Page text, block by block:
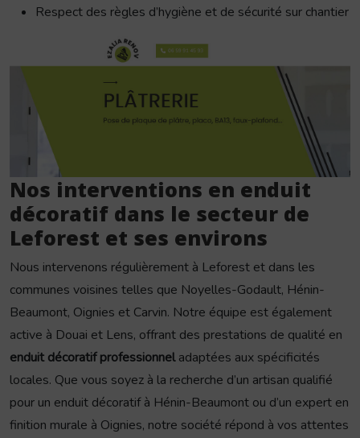
Respect des règles d’hygiène et de sécurité sur chantier
Nos interventions en enduit
décoratif dans le secteur de
Leforest et ses environs
Nous intervenons régulièrement à Leforest et dans les
communes voisines telles que Noyelles-Godault, Hénin-
Beaumont, Oignies et Carvin. Notre équipe est également
active à Douai et Lens, offrant des prestations de qualité en
enduit décoratif professionneladaptées aux spécificités
locales. Que vous soyez à la recherche d’un artisan qualifié
pour un enduit décoratif à Hénin-Beaumont ou d’un expert en
finition murale à Oignies, notre société répond à vos attentes